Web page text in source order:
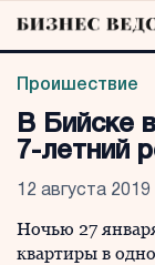
Проишествие
В Бийске
7-летний
12 августа 2019
Ночью 27
квартиры в